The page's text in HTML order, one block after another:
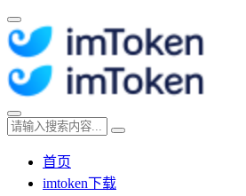
首页
imtoken下载